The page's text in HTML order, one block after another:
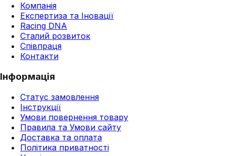
Компанія
Експертиза та Іновації
Racing DNA
Сталий розвиток
Співпраця
Контакти
Інформація
Статус замовлення
Інструкції
Умови повернення товару
Правила та Умови сайту
Доставка та оплата
Політика приватності